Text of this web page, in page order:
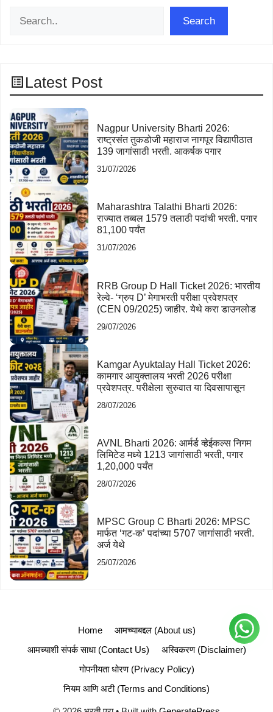
Search
Latest Post
Nagpur University Bharti 2026:
राष्ट्रसंत तुकडोजी महाराज नागपूर विद्यापीठात
139 जागांसाठी भरती. आकर्षक पगार
31/07/2026
Maharashtra Talathi Bharti 2026:
राज्यात तब्बल 1579 तलाठी पदांची भरती. पगार
81,100 पर्यंत
31/07/2026
RRB Group D Hall Ticket 2026: भारतीय
रेल्वे- ‘ग्रुप D’ मेगाभरती परीक्षा प्रवेशपत्र
(CEN 09/2025) जाहीर. येथे करा डाउनलोड
29/07/2026
Kamgar Ayuktalay Hall Ticket 2026:
कामगार आयुक्तालय भरती 2026 परीक्षा
प्रवेशपत्र. परीक्षेला सुरुवात या दिवसापासून
28/07/2026
AVNL Bharti 2026: आर्मर्ड व्हेईकल्स निगम
लिमिटेड मध्ये 1213 जागांसाठी भरती, पगार
1,20,000 पर्यंत
28/07/2026
MPSC Group C Bharti 2026: MPSC
मार्फत ‘गट-क’ पदांच्या 5707 जागांसाठी भरती.
अर्ज येथे
25/07/2026
Home
आमच्याबद्दल (About us)
आमच्याशी संपर्क साधा (Contact Us)
अस्विकरण (Disclaimer)
गोपनीयता धोरण (Privacy Policy)
नियम आणि अटी (Terms and Conditions)